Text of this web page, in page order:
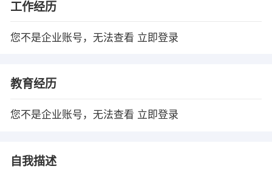
工作经历
您不是企业账号，无法查看 立即登录
教育经历
您不是企业账号，无法查看 立即登录
自我描述